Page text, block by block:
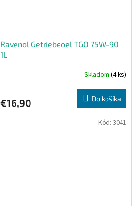
Ravenol Getriebeoel TGO 75W-90
1L
Skladom (4 ks)
€16,90 Do košíka
Kód: 3041